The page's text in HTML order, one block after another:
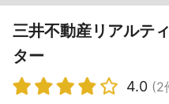
三井不動産リアルテ
ター
4.0 (2